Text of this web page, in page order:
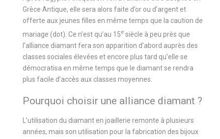
Grèce Antique, elle sera alors faite d’or ou d’argent et
offerte aux jeunes filles en même temps que la caution de
mariage (dot). Ce n’est qu’au 15e siècle à peu près que
l’alliance diamant fera son apparition d’abord auprès des
classes sociales élevées et encore plus tard qu’elle se
démocratisa en même temps que le diamant se rendra
plus facile d’accès aux classes moyennes.
Pourquoi choisir une alliance diamant ?
L’utilisation du diamant en joaillerie remonte à plusieurs
années, mais son utilisation pour la fabrication des bijoux